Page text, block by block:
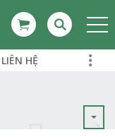
LIÊN HỆ